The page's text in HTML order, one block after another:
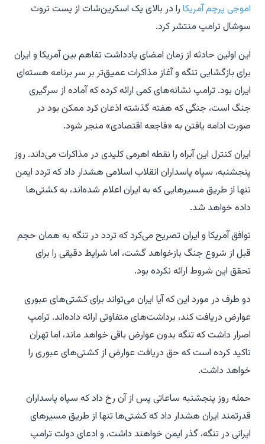
اموجی پرچم آمریکا را در بالای یک اسکرین‌شات از پست تروث
سوشال ترامپ منتشر کرد.
این اولین حادثه از زمان امضای یادداشت تفاهم بین آمریکا و ایران
برای بازگشایی تنگه و آغاز مذاکرات عمیق‌تر بر سر برنامه هسته‌ای
ایران بود. ترامپ نشانه‌های کمی ارائه کرده که آماده از سرگیری
جنگ است، جنگی که هفته گذشته اذعان کرد ممکن بود در
صورت ادامه یافتن به «فاجعه اقتصادی» منجر شود.
ایران کنترل این آبراه را نقطه اهرمی کلیدی در مذاکرات می‌داند. روز
پنجشنبه، سپاه پاسداران انقلاب اسلامی هشدار داد که تردد ایمن
تنها از طریق مسیرهایی که به ایران اعلام شده‌اند، به کشتی‌ها
داده خواهد شد.
توافق آمریکا و ایران تصریح می‌کرد که تردد در تنگه به همان حجم
قبل از شروع جنگ بازخواهد گشت، اما شرایط دقیقی را برای
تحقق این شروط ارائه نکرده بود.
دو طرف در مورد این که آیا ایران می‌تواند برای کشتی‌های عبوری
عوارض دریافت کند، برداشت‌های متفاوتی ارائه داده‌اند. ترامپ
اصرار داشت که تنگه بدون عوارض باقی خواهد ماند، اما تهران
تاکید کرده است که حق دریافت عوارض از کشتی‌های عبوری را
خواهد داشت.
حمله روز پنجشنبه ساعاتی پس از آن رخ داد که سپاه پاسداران
قدرتمند ایران هشدار داد که کشتی‌ها تنها از طریق مسیرهای
ایرانی در تنگه، گذر ایمن خواهند داشت، و ادعای دولت ترامپ